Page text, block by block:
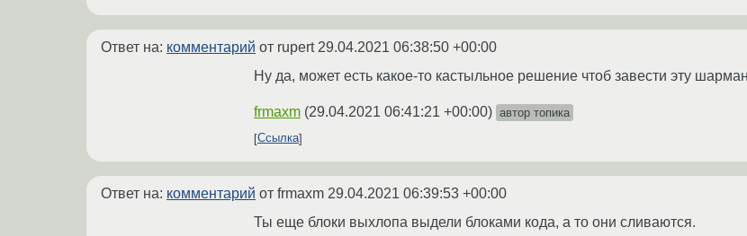
Ответ на: комментарий от rupert 29.04.2021 06:38:50 +00:00
Ну да, может есть какое-то кастыльное решение чтоб завести эту
frmaxm (29.04.2021 06:41:21 +00:00) автор топика
Ссылка
Ответ на: комментарий от frmaxm 29.04.2021 06:39:53 +00:00
Ты еще блоки выхлопа выдели блоками кода, а то они сливаются.